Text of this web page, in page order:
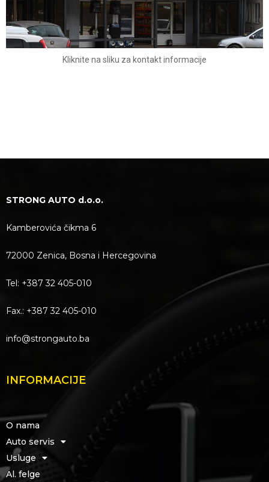
Kliknite na sliku za kontakt informacije
STRONG AUTO d.o.o.
Kamberovića čikma 6
72000 Zenica, Bosna i Hercegovina
Tel: +387 32 405-010
Fax.: +387 32 405-010
info@strongauto.ba
INFORMACIJE
O nama
Auto servis
Usluge
Al. felge